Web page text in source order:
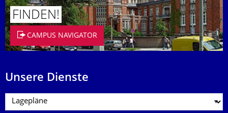
FINDEN!
CAMPUS NAVIGATOR
Unsere Dienste